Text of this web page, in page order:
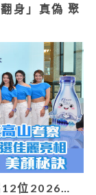
身」真偽 聚
位2026…